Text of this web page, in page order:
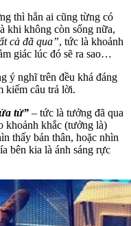
thì hẳn ai cũng từng có
khi không còn sống nữa,
cả đã qua”, tức là khoảnh
giác lúc đó sẽ ra sao…
ý nghĩ trên đều khá đáng
kiếm câu trả lời.
tử” – tức là tưởng đã qua
khoảnh khắc (tưởng là)
thấy bản thân, hoặc nhìn
bên kia là ánh sáng rực